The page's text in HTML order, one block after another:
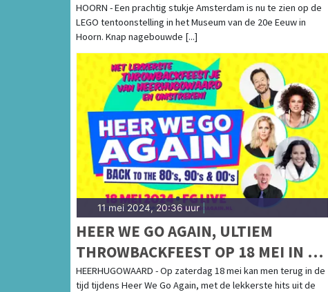
HOORN - Een prachtig stukje Amsterdam is nu te zien op de
LEGO tentoonstelling in het Museum van de 20e Eeuw in
Hoorn. Knap nagebouwde [...]
11 mei 2024, 20:36 uur
HEER WE GO AGAIN, ULTIEM
THROWBACKFEEST OP 18 MEI IN FG
LIVE
HEERHUGOWAARD - Op zaterdag 18 mei kan men terug in de
tijd tijdens Heer We Go Again, met de lekkerste hits uit de